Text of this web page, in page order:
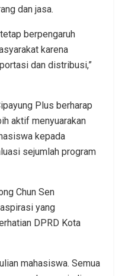
dan jasa.
berpengaruh
karena
dan distribusi,”
Plus berharap
aktif menyuarakan
kepada
sejumlah program
Chun Sen
yang
DPRD Kota
mahasiswa. Semua